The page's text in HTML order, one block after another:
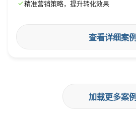
✓精准营销策略，提升转化效果
查看详细案例
加载更多案例